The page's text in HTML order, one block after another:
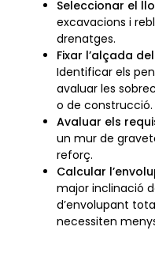
Seleccionar el
excavacions i
drenatges.
Fixar l’alçada
Identificar els
avaluar les
o de construcció.
Avaluar els
un mur de
reforç.
Calcular
major inclinació
d’envolupant
necessiten